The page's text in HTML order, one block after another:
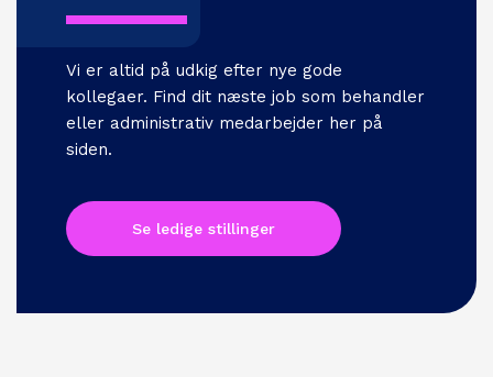
Vi er altid på udkig efter nye gode
kollegaer. Find dit næste job som behandler
eller administrativ medarbejder her på
siden.
Se ledige stillinger